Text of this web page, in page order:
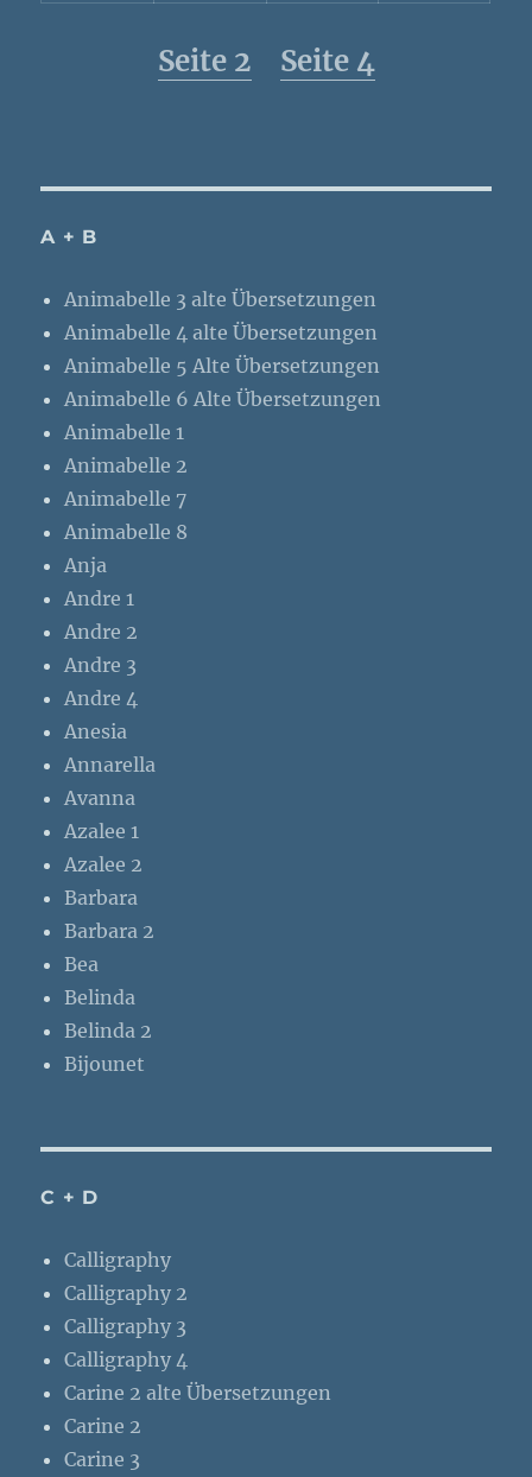
Seite 2 Seite 4
A + B
Animabelle 3 alte Übersetzungen
Animabelle 4 alte Übersetzungen
Animabelle 5 Alte Übersetzungen
Animabelle 6 Alte Übersetzungen
Animabelle 1
Animabelle 2
Animabelle 7
Animabelle 8
Anja
Andre 1
Andre 2
Andre 3
Andre 4
Anesia
Annarella
Avanna
Azalee 1
Azalee 2
Barbara
Barbara 2
Bea
Belinda
Belinda 2
Bijounet
C + D
Calligraphy
Calligraphy 2
Calligraphy 3
Calligraphy 4
Carine 2 alte Übersetzungen
Carine 2
Carine 3